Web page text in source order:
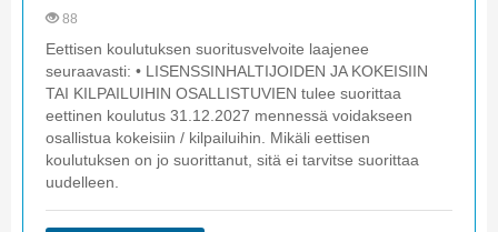
88
Eettisen koulutuksen suoritusvelvoite laajenee
seuraavasti: • LISENSSINHALTIJOIDEN JA KOKEISIIN
TAI KILPAILUIHIN OSALLISTUVIEN tulee suorittaa
eettinen koulutus 31.12.2027 mennessä voidakseen
osallistua kokeisiin / kilpailuihin. Mikäli eettisen
koulutuksen on jo suorittanut, sitä ei tarvitse suorittaa
uudelleen.